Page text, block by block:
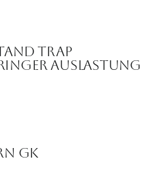
Trap
Auslastung
GK